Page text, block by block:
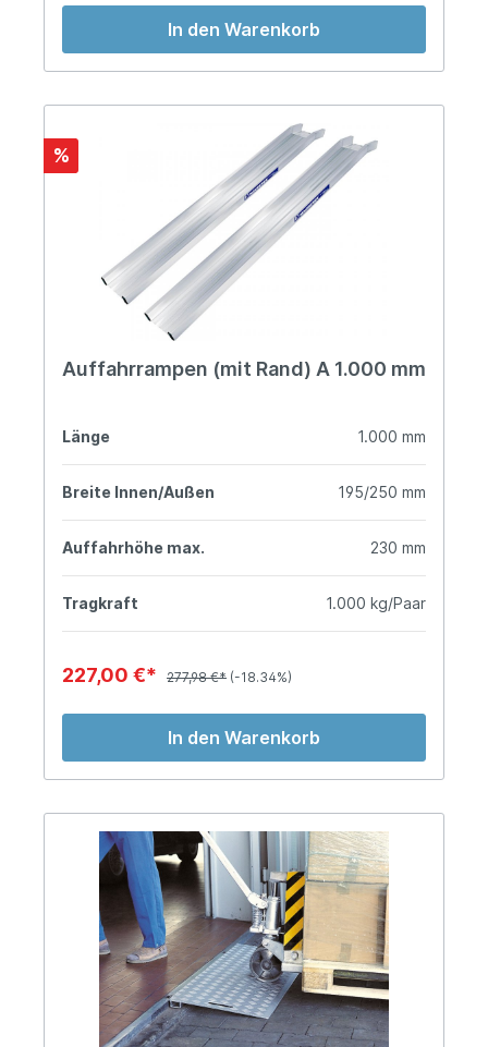
In den Warenkorb
%
Auffahrrampen (mit Rand) A 1.000 mm
Länge 1.000 mm
Breite Innen/Außen 195/250 mm
Auffahrhöhe max. 230 mm
Tragkraft 1.000 kg/Paar
227,00 €* 277,98 €* (-18.34%)
In den Warenkorb